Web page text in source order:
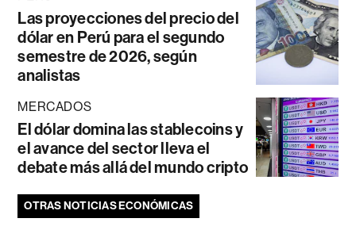
Las proyecciones del precio del
dólar en Perú para el segundo
semestre de 2026, según
analistas
MERCADOS
El dólar domina las stablecoins y
el avance del sector lleva el
debate más allá del mundo cripto
OTRAS NOTICIAS ECONÓMICAS